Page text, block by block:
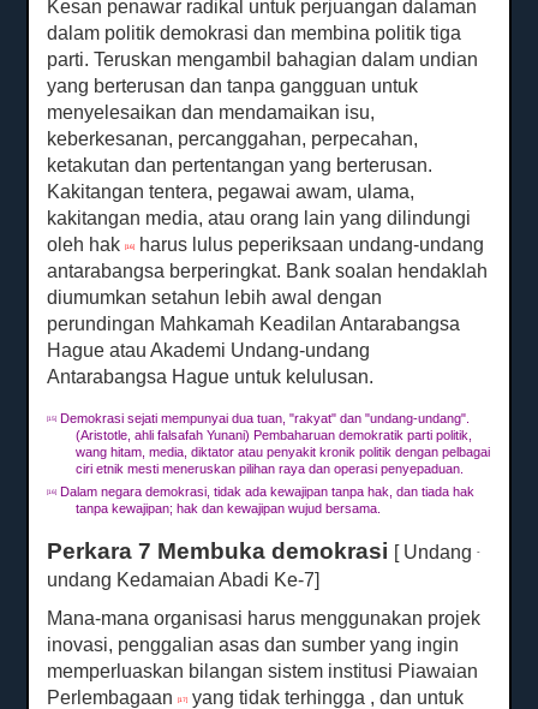
Kesan penawar radikal untuk perjuangan dalaman
dalam politik demokrasi dan membina politik tiga
parti.Teruskan mengambil bahagian dalam undian
yang berterusan dan tanpa gangguan untuk
menyelesaikan dan mendamaikan isu,
keberkesanan, percanggahan, perpecahan,
ketakutan dan pertentangan yang berterusan.
Kakitangan tentera, pegawai awam, ulama,
kakitangan media, atau orang lain yang dilindungi
oleh hak[16]
harus lulus peperiksaan undang-undang
antarabangsa berperingkat. Bank soalan hendaklah
diumumkan setahun lebih awal dengan
perundingan Mahkamah Keadilan Antarabangsa
Hague atau Akademi Undang-undang
Antarabangsa Hague untuk kelulusan.
[15]
Demokrasi sejati mempunyai dua tuan, "rakyat" dan "undang-undang".
(Aristotle, ahli falsafah Yunani) Pembaharuan demokratik parti politik,
wang hitam, media, diktator atau penyakit kronik politik dengan pelbagai
ciri etnik mesti meneruskan pilihan raya dan operasi penyepaduan.
[16]
Dalam negara demokrasi, tidak ada kewajipan tanpa hak, dan tiada hak
tanpa kewajipan;hak dan kewajipan wujud bersama.
Perkara 7 Membuka demokrasi [ Undang-
undang Kedamaian Abadi Ke-7]
Mana-mana organisasi harus menggunakan projek
inovasi, penggalian asas dan sumber yang ingin
memperluaskan bilangan sistem institusi Piawaian
Perlembagaan[17]
yang tidak terhingga , dan untuk